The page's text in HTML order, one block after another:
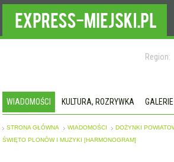
Region:
WIADOMOŚCI KULTURA, ROZRYWKA GALERIE
STRONA GŁÓWNA WIADOMOŚCI
DOŻYNKI
ŚWIĘTO PLONÓW I MUZYKI [HARMONOGRAM]